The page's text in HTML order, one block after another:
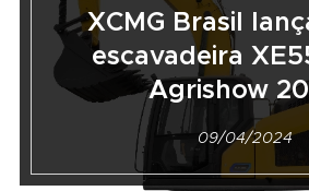
XCMG Brasil
escavadeira
Agrishow
09/04/2024